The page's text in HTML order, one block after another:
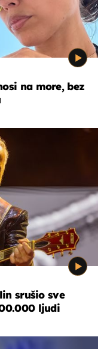
na more, bez
srušio sve
ljudi